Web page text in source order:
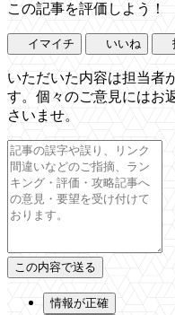
この記事を評価しよう！
イマイチ いいね
いただいた内容は担当者
す。個々のご意見にはお
さいませ。
情報が正確